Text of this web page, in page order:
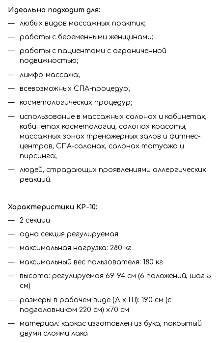
Идеально подходит для:
любых видов массажных практик;
работы с беременными женщинами;
работы с пациентами с ограниченной
подвижностью;
лимфо-массажа;
всевозможных СПА-процедур;
косметологических процедур;
использование в массажных салонах и кабинетах,
кабинетах косметологии, салонах красоты,
массажных зонах тренажерных залов и фитнес-
центров, СПА-салонах, салонах татуажа и
пирсинга;
людей, страдающих проявлениями аллергических
реакций.
Характеристики КР-10:
2 секции
одна секция регулируемая
максимальная нагрузка: 280 кг
максимальный вес пользователя: 180 кг
высота: регулируемая 69-94 см (6 положений, шаг 5
см)
размеры в рабочем виде (Д x Ш): 190 см (с
подголовником 220 см) x70 см
материал: каркас изготовлен из бука, покрытый
двумя слоями лака